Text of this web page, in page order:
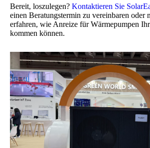
Bereit, loszulegen? Kontaktieren Sie
einen Beratungstermin zu vereinbaren oder
erfahren, wie Anreize für Wärmepumpen
kommen können.